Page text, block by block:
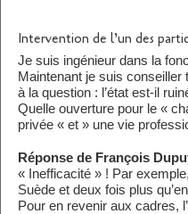
Intervention de l’un des
Je suis ingénieur dans la
Maintenant je suis
à la question : l’état est-il
Quelle ouverture pour le «
privée « et » une vie
Réponse de François
« Inefficacité » ! Par
Suède et deux fois plus
Pour en revenir aux cadres,